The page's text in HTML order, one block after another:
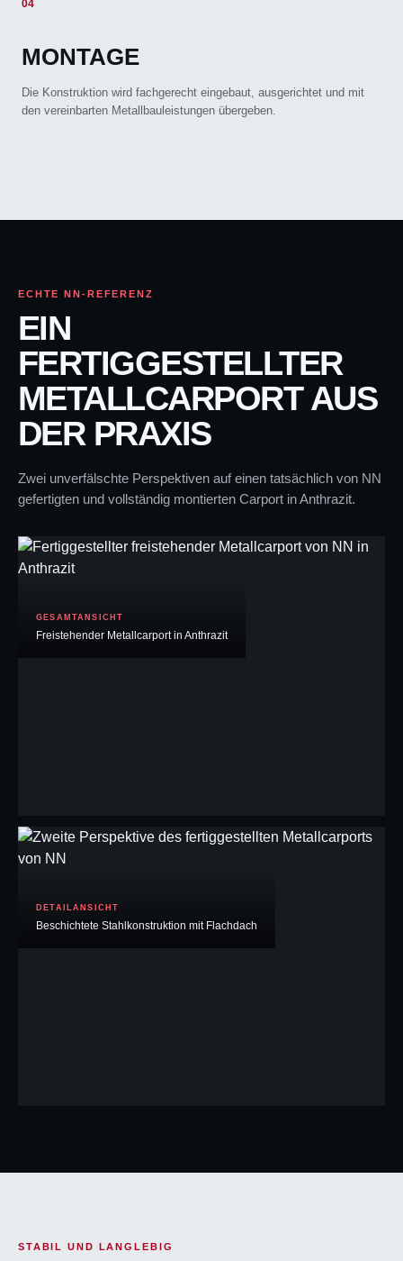
04
MONTAGE
Die Konstruktion wird fachgerecht eingebaut, ausgerichtet und mit
den vereinbarten Metallbauleistungen übergeben.
ECHTE NN-REFERENZ
EIN
FERTIGGESTELLTER
METALLCARPORT AUS
DER PRAXIS
Zwei unverfälschte Perspektiven auf einen tatsächlich von NN
gefertigten und vollständig montierten Carport in Anthrazit.
GESAMTANSICHT
Freistehender Metallcarport in Anthrazit
DETAILANSICHT
Beschichtete Stahlkonstruktion mit Flachdach
STABIL UND LANGLEBIG